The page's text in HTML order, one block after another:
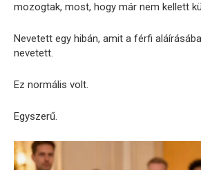
mozogtak, most, hogy már nem kellett
Nevetett egy hibán, amit a férfi
nevetett.
Ez normális volt.
Egyszerű.